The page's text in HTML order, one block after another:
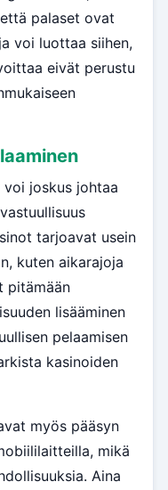
palaset ovat
voi luottaa siihen,
eivät perustu
joskus johtaa
tarjoavat usein
kuten aikarajoja
pitämään
lisääminen
pelaamisen
kasinoiden
myös pääsyn
mikä
Aina